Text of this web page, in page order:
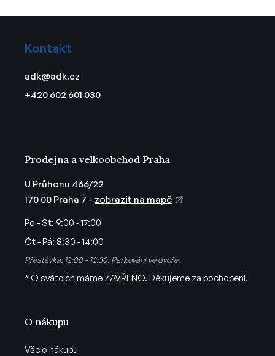
Kontakt
adk@adk.cz
+420 602 601 030
O nákupu
Vše o nákupu
Prodejna a velkoobchod Praha
U Průhonu 466/22
170 00 Praha 7 - zobrazit na mapě
Po - St: 9:00 - 17:00
Čt - Pá: 8:30 - 14:00
Přestávka: 12:00 - 12:30. Parkování ve dvoře.
* O svátcích máme ZAVŘENO. Děkujeme za pochopení.